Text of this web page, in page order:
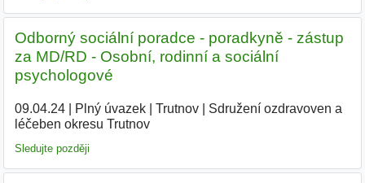
Odborný sociální poradce - poradkyně - zástup
za MD/RD - Osobní, rodinní a sociální
psychologové
09.04.24| Plný úvazek| Trutnov|
Sdružení ozdravoven a
léčeben okresu Trutnov|
Sledujte později